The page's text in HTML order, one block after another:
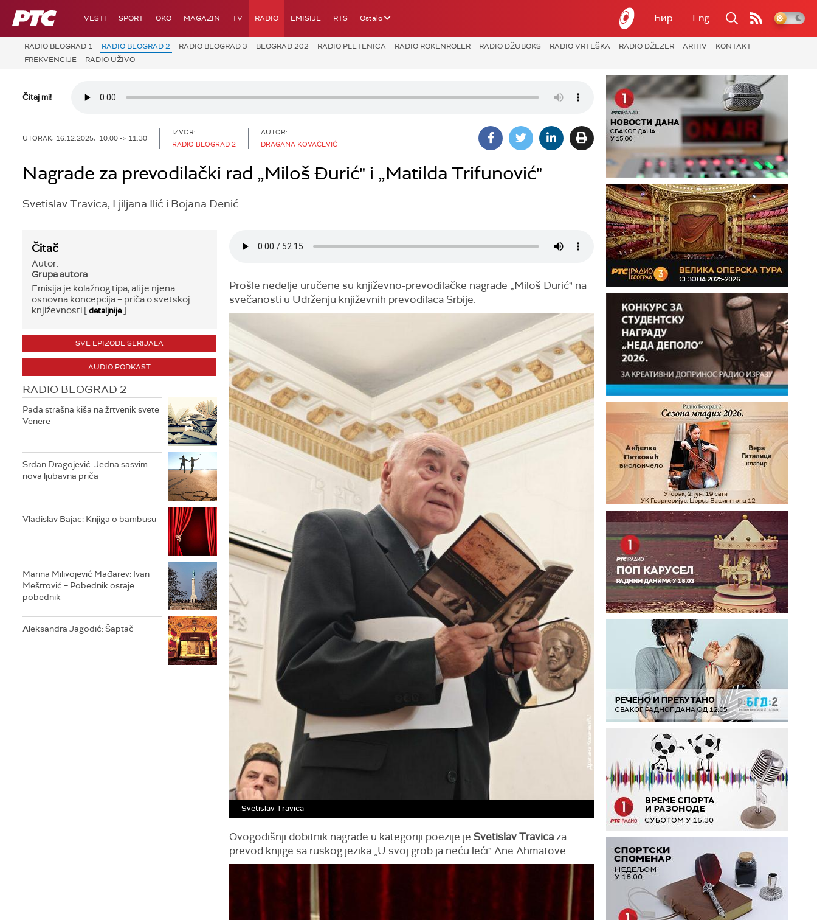
RTS VESTI SPORT OKO MAGAZIN TV RADIO EMISIJE RTS Ostalo Ћир Eng
RADIO BEOGRAD 1 RADIO BEOGRAD 2 RADIO BEOGRAD 3 BEOGRAD 202 RADIO PLETENICA RADIO ROKENROLER RADIO DŽUBOKS RADIO VRTEŠKA RADIO DŽEZER ARHIV
KONTAKT
FREKVENCIJE
RADIO UŽIVO
Čitaj mi!
UTORAK, 16.12.2025, 10:00 -> 11:30
IZVOR:
RADIO BEOGRAD 2
AUTOR:
DRAGANA KOVAČEVIĆ
Nagrade za prevodilački rad „Miloš Đurić" i „Matilda Trifunović"
Svetislav Travica, Ljiljana Ilić i Bojana Denić
Čitač
Autor:
Grupa autora
Emisija je kolažnog tipa, ali je njena
osnovna koncepcija – priča o svetskoj
književnosti [detaljnije]
SVE EPIZODE SERIJALA
AUDIO PODKAST
RADIO BEOGRAD 2
Pada strašna kiša na žrtvenik svete
Venere
Srđan Dragojević: Jedna sasvim
nova ljubavna priča
Vladislav Bajac: Knjiga o bambusu
Marina Milivojević Mađarev: Ivan
Meštrović – Pobednik ostaje
pobednik
Aleksandra Jagodić: Šaptač
Prošle nedelje uručene su književno-prevodilačke nagrade „Miloš Đurić" na
svečanosti u Udrženju književnih prevodilaca Srbije.
Svetislav Travica
Ovogodišnji dobitnik nagrade u kategoriji poezije je Svetislav Travicaza
prevod knjige sa ruskog jezika „U svoj grob ja neću leći" Ane Ahmatove.